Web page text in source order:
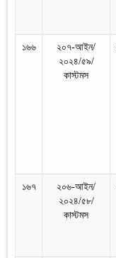
১৬৬
২০৭-আইন/
২০২৪/৫৯/
কাস্টমস
১৬৭
২০৬-আইন/
২০২৪/৫৮/
কাস্টমস